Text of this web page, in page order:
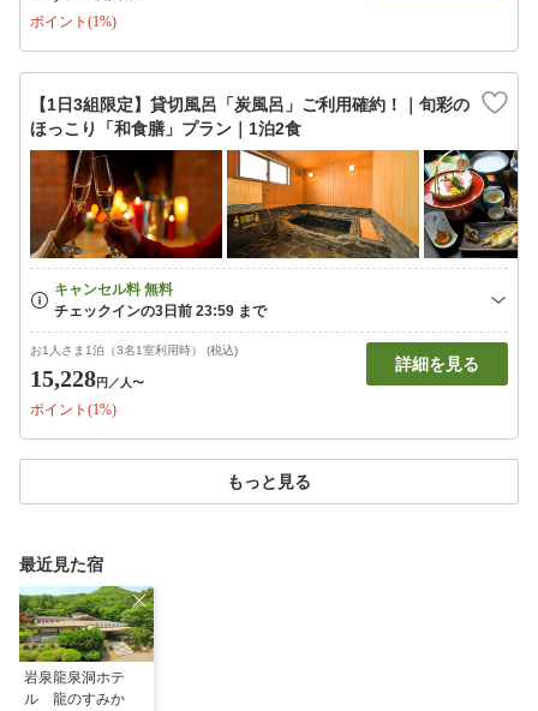
ポイント(1%)
【1日3組限定】貸切風呂「炭風呂」ご利用確約！｜旬彩の
ほっこり「和食膳」プラン｜1泊2食
お1人さま1泊（3名1室利用時） (税込)
15,228円 ／人〜
ポイント(1%)
詳細を見る
もっと見る
最近見た宿
岩泉龍泉洞ホテ
ル 龍のすみか